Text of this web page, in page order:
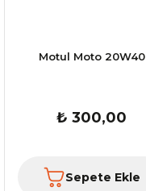
Motul Moto 20W40
₺ 300,00
Sepete Ekle